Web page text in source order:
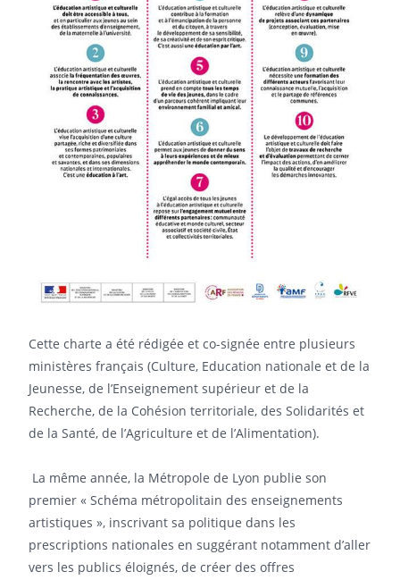
Cette charte a été rédigée et co-signée entre plusieurs
ministères français (Culture, Education nationale et de la
Jeunesse, de l’Enseignement supérieur et de la
Recherche, de la Cohésion territoriale, des Solidarités et
de la Santé, de l’Agriculture et de l’Alimentation).
La même année, la Métropole de Lyon publie son
premier « Schéma métropolitain des enseignements
artistiques », inscrivant sa politique dans les
prescriptions nationales en suggérant notamment d’aller
vers les publics éloignés, de créer des offres